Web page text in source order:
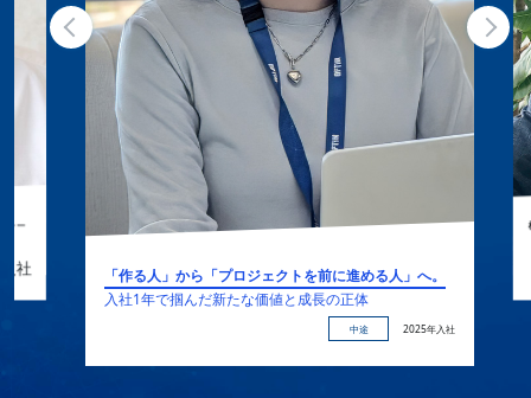
。入社1年で掴
年入社
構想で終わらせず、現場で使われるサービスをかたち
にする
新卒 2021年入社